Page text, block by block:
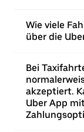
Wie viele
über die
Bei
akzeptiert.
Uber App